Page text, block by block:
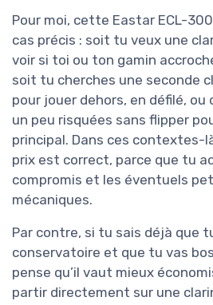
Pour moi, cette Eastar ECL-
cas précis : soit tu veux une
voir si toi ou ton gamin
soit tu cherches une seconde
pour jouer dehors, en défilé,
un peu risquées sans flipper
principal. Dans ces contextes-
prix est correct, parce que tu
compromis et les éventuels
mécaniques.
Par contre, si tu sais déjà que
conservatoire et que tu vas
pense qu’il vaut mieux
partir directement sur une